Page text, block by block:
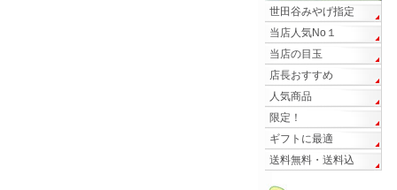
世田谷みやげ指定
当店人気No１
当店の目玉
店長おすすめ
人気商品
限定！
ギフトに最適
送料無料・送料込